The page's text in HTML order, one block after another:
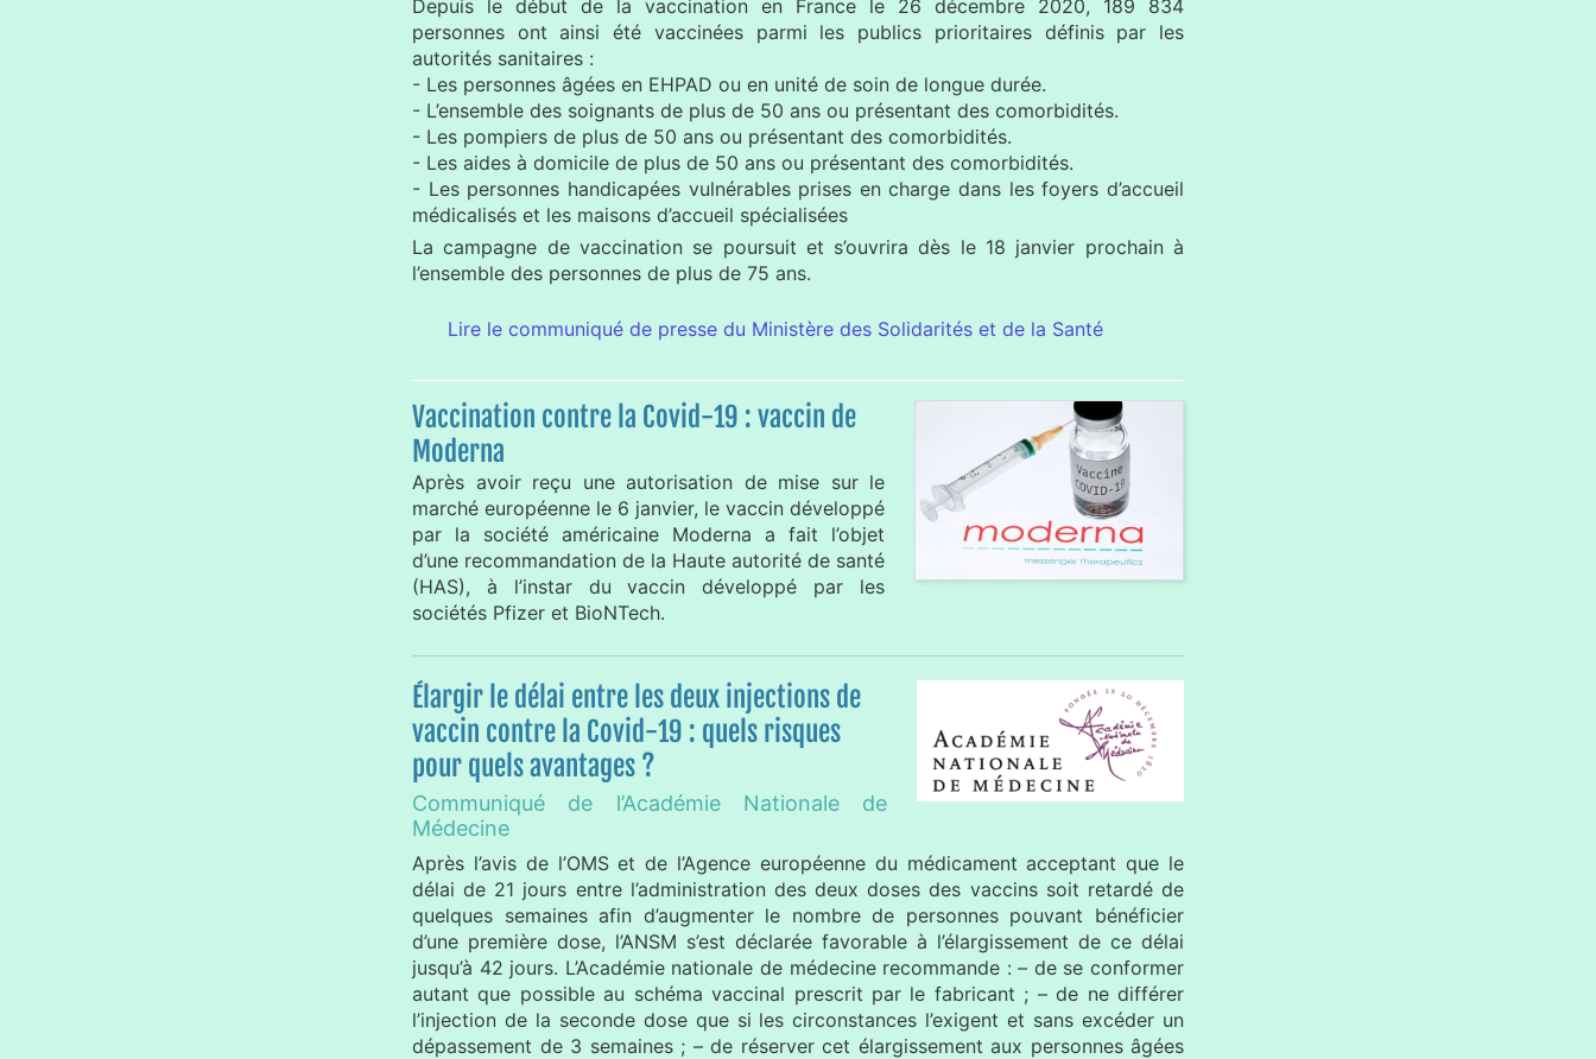
Depuis le début de la vaccination en France le 26 décembre 2020, 189 834
personnes ont ainsi été vaccinées parmi les publics prioritaires définis par les
autorités sanitaires :
- Les personnes âgées en EHPAD ou en unité de soin de longue durée.
- L’ensemble des soignants de plus de 50 ans ou présentant des comorbidités.
- Les pompiers de plus de 50 ans ou présentant des comorbidités.
- Les aides à domicile de plus de 50 ans ou présentant des comorbidités.
- Les personnes handicapées vulnérables prises en charge dans les foyers d’accueil
médicalisés et les maisons d’accueil spécialisées
La campagne de vaccination se poursuit et s’ouvrira dès le 18 janvier prochain à
l’ensemble des personnes de plus de 75 ans.
Lire le communiqué de presse du Ministère des Solidarités et de la Santé
Vaccination contre la Covid-19 : vaccin de
Moderna
Après avoir reçu une autorisation de mise sur le
marché européenne le 6 janvier, le vaccin développé
par la société américaine Moderna a fait l’objet
d’une recommandation de la Haute autorité de santé
(HAS), à l’instar du vaccin développé par les
sociétés Pfizer et BioNTech.
Élargir le délai entre les deux injections de
vaccin contre la Covid-19 : quels risques
pour quels avantages ?
Communiqué de l’Académie Nationale de
Médecine
Après l’avis de l’OMS et de l’Agence européenne du médicament acceptant que le
délai de 21 jours entre l’administration des deux doses des vaccins soit retardé de
quelques semaines afin d’augmenter le nombre de personnes pouvant bénéficier
d’une première dose, l’ANSM s’est déclarée favorable à l’élargissement de ce délai
jusqu’à 42 jours. L’Académie nationale de médecine recommande : – de se conformer
autant que possible au schéma vaccinal prescrit par le fabricant ; – de ne différer
l’injection de la seconde dose que si les circonstances l’exigent et sans excéder un
dépassement de 3 semaines ; – de réserver cet élargissement aux personnes âgées